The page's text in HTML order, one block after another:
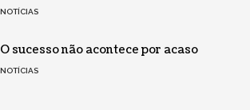
NOTÍCIAS
O sucesso não acontece por acaso
NOTÍCIAS